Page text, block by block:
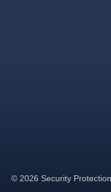
© 2026 Security